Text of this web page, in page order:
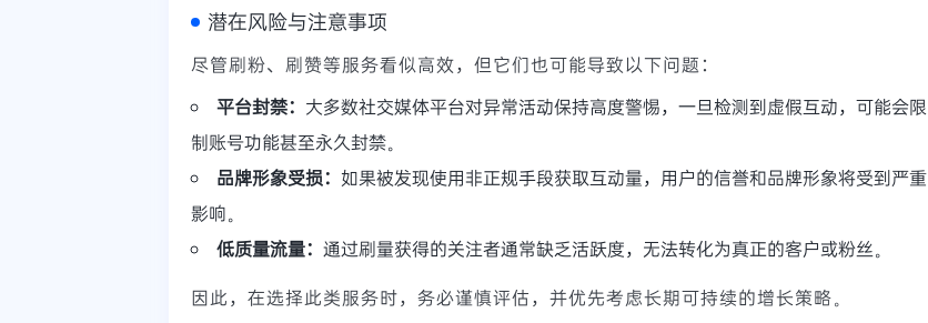
潜在风险与注意事项
尽管刷粉、刷赞等服务看似高效，但它们也可能导致以下问题：
平台封禁： 大多数社交媒体平台对异常活动保持高度警惕，一旦检测到虚假互动，可能会限
制账号功能甚至永久封禁。
品牌形象受损： 如果被发现使用非正规手段获取互动量，用户的信誉和品牌形象将受到严重
影响。
低质量流量： 通过刷量获得的关注者通常缺乏活跃度，无法转化为真正的客户或粉丝。
因此，在选择此类服务时，务必谨慎评估，并优先考虑长期可持续的增长策略。